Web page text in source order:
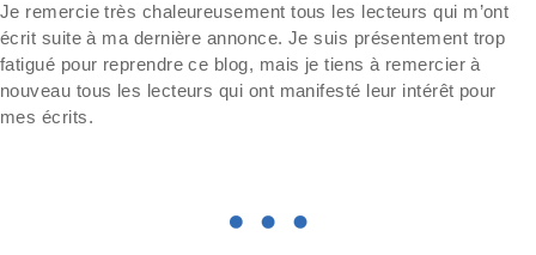
Je remercie très chaleureusement tous les lecteurs qui m’ont
écrit suite à ma dernière annonce. Je suis présentement trop
fatigué pour reprendre ce blog, mais je tiens à remercier à
nouveau tous les lecteurs qui ont manifesté leur intérêt pour
mes écrits.